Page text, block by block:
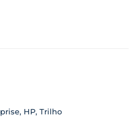
, HP, Trilho